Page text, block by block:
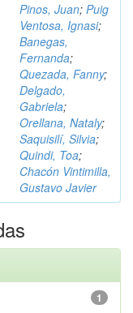
Pinos, Juan; Puig
Ventosa, Ignasi;
Banegas,
Fernanda;
Quezada, Fanny;
Delgado,
Gabriela;
Orellana, Nataly;
Saquisilí, Silvia;
Quindi, Toa;
Chacón Vintimilla,
Gustavo Javier
1